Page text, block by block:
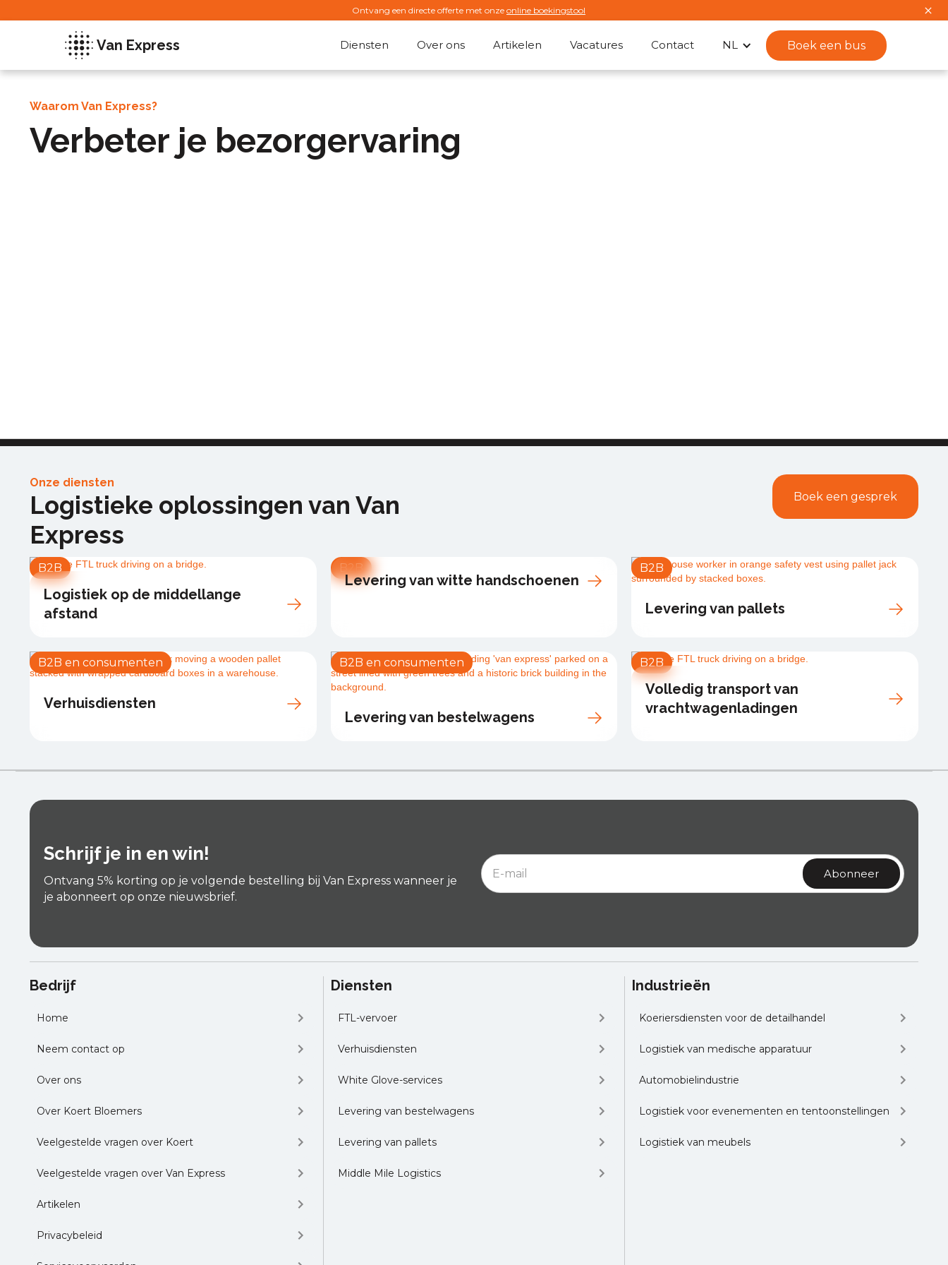
Ontvang een directe offerte met onze online boekingstool
Van Express Diensten Over ons Artikelen Vacatures Contact NL Boek een bus
Waarom Van Express?
Verbeter je bezorgervaring
Onze diensten
Logistieke oplossingen van Van
Express
Boek een gesprek
B2B
Logistiek op de middellange
afstand
B2B
Levering van witte handschoenen
B2B
Levering van pallets
B2B en consumenten
Verhuisdiensten
B2B en consumenten
Levering van bestelwagens
B2B
Volledig transport van
vrachtwagenladingen
Schrijf je in en win!
Ontvang 5% korting op je volgende bestelling bij Van Express wanneer je
je abonneert op onze nieuwsbrief.
Bedrijf
Home
Neem contact op
Over ons
Over Koert Bloemers
Veelgestelde vragen over Koert
Veelgestelde vragen over Van Express
Artikelen
Privacybeleid
Diensten
FTL-vervoer
Verhuisdiensten
White Glove-services
Levering van bestelwagens
Levering van pallets
Middle Mile Logistics
Industrieën
Koeriersdiensten voor de detailhandel
Logistiek van medische apparatuur
Automobielindustrie
Logistiek voor evenementen en tentoonstellingen
Logistiek van meubels